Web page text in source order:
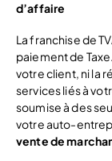
d’affaire
La franchise de
paiement de
votre client, ni la
services liés à
soumise à des
votre auto-
vente de